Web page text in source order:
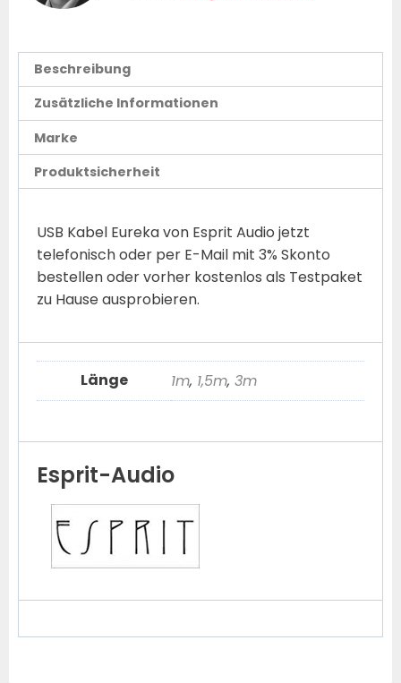
Beschreibung
Zusätzliche Informationen
Marke
Produktsicherheit
USB Kabel Eureka von Esprit Audio jetzt
telefonisch oder per E-Mail mit 3% Skonto
bestellen oder vorher kostenlos als Testpaket
zu Hause ausprobieren.
Länge 1m, 1,5m, 3m
Esprit-Audio